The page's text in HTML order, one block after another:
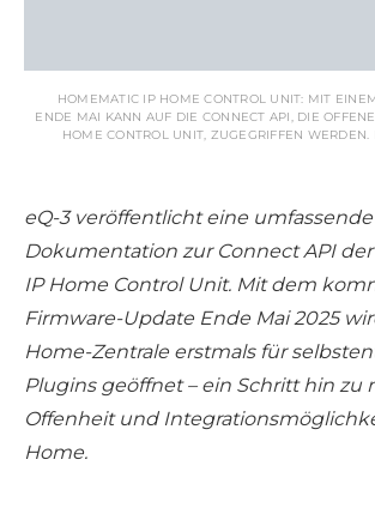
HOMEMATIC IP HOME CONTROL UNIT: MIT
ENDE MAI KANN AUF DIE CONNECT API, DIE
HOME CONTROL UNIT, ZUGEGRIFFEN
eQ-3 veröffentlicht eine umfassende
Dokumentation zur Connect API
IP Home Control Unit. Mit dem
Firmware-Update Ende Mai 2025
Home-Zentrale erstmals für
Plugins geöffnet – ein Schritt hin zu
Offenheit und
Home.